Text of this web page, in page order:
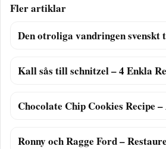
Fler artiklar
Den otroliga vandringen svenskt
Kall sås till schnitzel – 4 Enkla
Chocolate Chip Cookies Recipe
Ronny och Ragge Ford –